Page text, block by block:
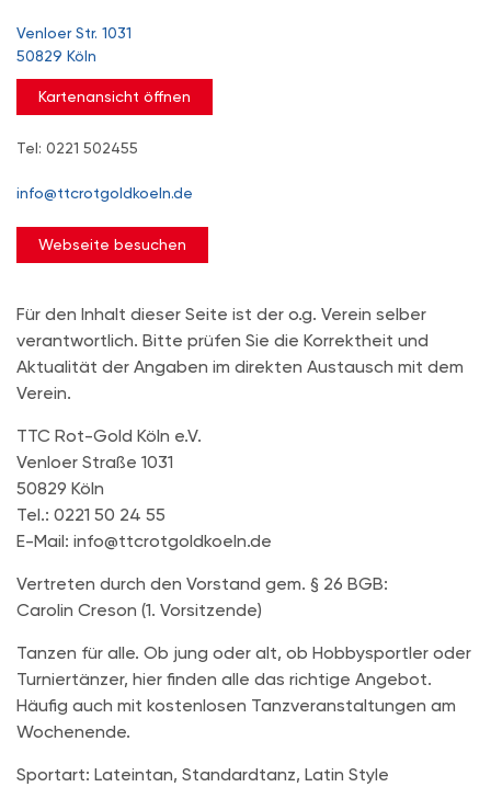
Venloer Str. 1031
50829 Köln
Kartenansicht öffnen
Tel: 0221 502455
info@ttcrotgoldkoeln.de
Webseite besuchen
Für den Inhalt dieser Seite ist der o.g. Verein selber
verantwortlich. Bitte prüfen Sie die Korrektheit und
Aktualität der Angaben im direkten Austausch mit dem
Verein.
TTC Rot-Gold Köln e.V.
Venloer Straße 1031
50829 Köln
Tel.: 0221 50 24 55
E-Mail: info@ttcrotgoldkoeln.de
Vertreten durch den Vorstand gem. § 26 BGB:
Carolin Creson (1. Vorsitzende)
Tanzen für alle. Ob jung oder alt, ob Hobbysportler oder
Turniertänzer, hier finden alle das richtige Angebot.
Häufig auch mit kostenlosen Tanzveranstaltungen am
Wochenende.
Sportart: Lateintan, Standardtanz, Latin Style